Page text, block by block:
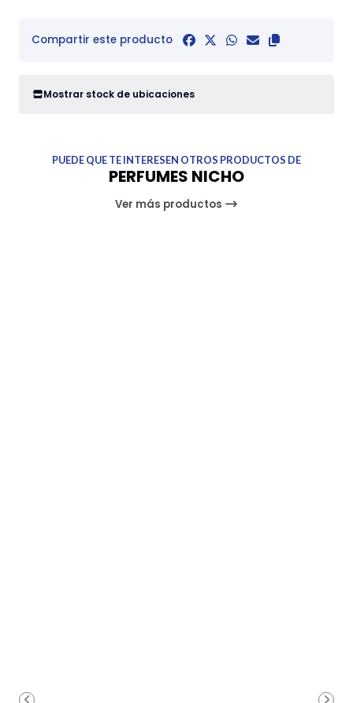
Compartir este producto
Mostrar stock de ubicaciones
PUEDE QUE TE INTERESEN OTROS PRODUCTOS DE
PERFUMES NICHO
Ver más productos